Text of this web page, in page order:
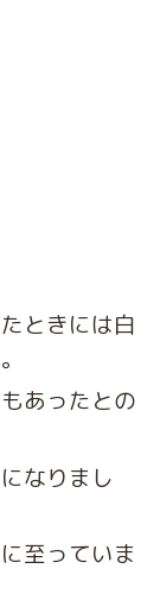
ときには白
あったとの
なりまし
至っていま